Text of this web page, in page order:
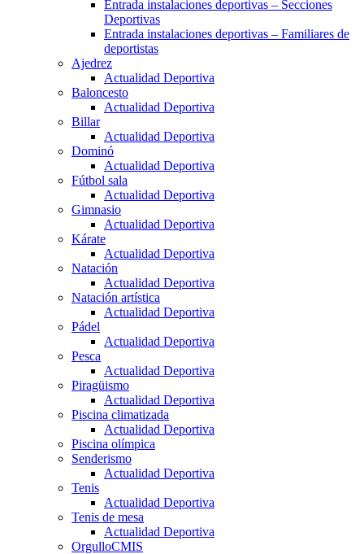
Entrada instalaciones deportivas – Secciones
Deportivas
Entrada instalaciones deportivas – Familiares de
deportistas
Ajedrez
Actualidad Deportiva
Baloncesto
Actualidad Deportiva
Billar
Actualidad Deportiva
Dominó
Actualidad Deportiva
Fútbol sala
Actualidad Deportiva
Gimnasio
Actualidad Deportiva
Kárate
Actualidad Deportiva
Natación
Actualidad Deportiva
Natación artística
Actualidad Deportiva
Pádel
Actualidad Deportiva
Pesca
Actualidad Deportiva
Piragüismo
Actualidad Deportiva
Piscina climatizada
Actualidad Deportiva
Piscina olímpica
Senderismo
Actualidad Deportiva
Tenis
Actualidad Deportiva
Tenis de mesa
Actualidad Deportiva
OrgulloCMIS